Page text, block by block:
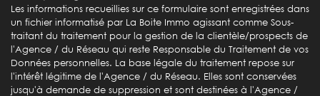
Les informations recueillies sur ce formulaire sont enregistrées dans
un fichier informatisé par La Boite Immo agissant comme Sous-
traitant du traitement pour la gestion de la clientèle/prospects de
l'Agence / du Réseau qui reste Responsable du Traitement de vos
Données personnelles. La base légale du traitement repose sur
l'intérêt légitime de l'Agence / du Réseau. Elles sont conservées
jusqu'à demande de suppression et sont destinées à l'Agence /